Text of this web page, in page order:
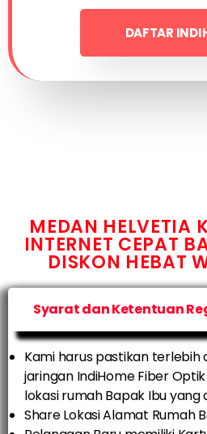
DAFTAR
MEDAN HELVETIA
INTERNET CEPAT
DISKON HEBAT
Syarat dan Ketentuan
Kami harus pastikan terlebih
jaringan IndiHome Fiber
lokasi rumah Bapak Ibu yang
Share Lokasi Alamat Rumah